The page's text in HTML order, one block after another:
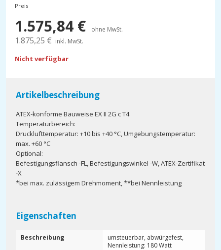
Preis
1.575,84 € ohne MwSt.
1.875,25 € inkl. MwSt.
Nicht verfügbar
Artikelbeschreibung
ATEX-konforme Bauweise EX II 2G c T4
Temperaturbereich:
Drucklufttemperatur: +10 bis +40 °C, Umgebungstemperatur:
max. +60 °C
Optional:
Befestigungsflansch -FL, Befestigungswinkel -W, ATEX-Zertifikat
-X
*bei max. zulässigem Drehmoment, **bei Nennleistung
Eigenschaften
Beschreibung
umsteuerbar, abwürgefest,
Nennleistung: 180 Watt